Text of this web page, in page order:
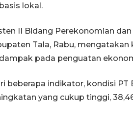
lokal.
II Bidang Perekonomian
Tala, Rabu,
pada penguatan
beberapa indikator, kondisi
yang cukup tinggi,